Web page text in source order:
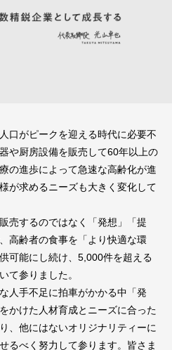
口がピークを迎える時代に必要不
や厨房設備を販売して60年以上の
の進歩によって急速な高齢化が進
が求めるニーズも大きく変化して
売するのではなく「発想」「提
高齢者の食事を「より快適な環
可能にし続け、5,000件を超える
て参りました。
人手不足に拍車がかかる中「発
かけた人材育成とニーズに合った
、他にはないオリジナリティーに
るべく努力して参ります。皆さま